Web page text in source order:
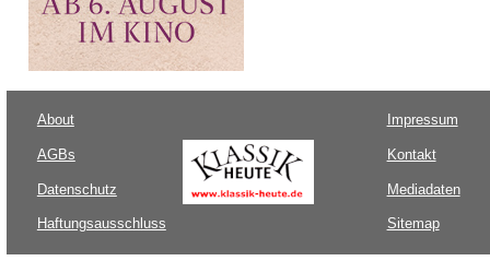
About
AGBs
Datenschutz
Haftungsausschluss
Impressum
Kontakt
Mediadaten
Sitemap